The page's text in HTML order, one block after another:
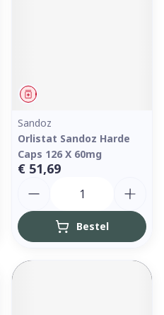
Geneesmiddel
Sandoz
Orlistat Sandoz Harde
Caps 126 X 60mg
€ 51,69
Bestel